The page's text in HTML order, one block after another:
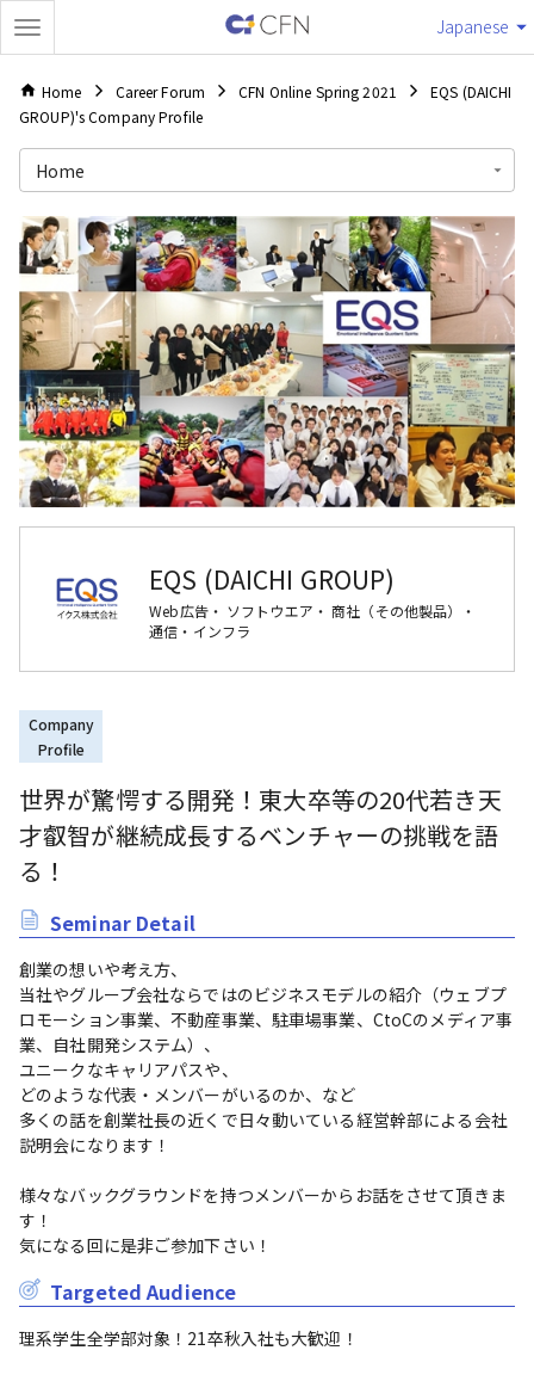
Japanese
Home Career Forum CFN Online Spring 2021
EQS (DAICHI
GROUP)'s Company Profile
Home
EQS (DAICHI GROUP)
Web広告・ ソフトウエア・ 商社（その他製品）・
通信・インフラ
Company
Profile
世界が驚愕する開発！東大卒等の20代若き天
才叡智が継続成長するベンチャーの挑戦を語
る！
Seminar Detail
創業の想いや考え方、
当社やグループ会社ならではのビジネスモデルの紹介（ウェブプ
ロモーション事業、不動産事業、駐車場事業、CtoCのメディア事
業、自社開発システム）、
ユニークなキャリアパスや、
どのような代表・メンバーがいるのか、など
多くの話を創業社長の近くで日々動いている経営幹部による会社
説明会になります！
様々なバックグラウンドを持つメンバーからお話をさせて頂きま
す！
気になる回に是非ご参加下さい！
Targeted Audience
理系学生全学部対象！21卒秋入社も大歓迎！